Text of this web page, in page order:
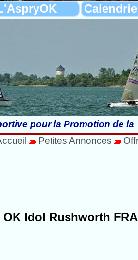
pour la Promotion de la
Petites Annonces
Idol Rushworth